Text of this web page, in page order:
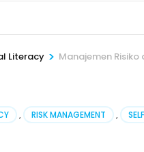
Literacy > Manajemen
, RISK MANAGEMENT ,